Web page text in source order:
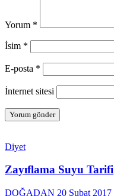
Yorum *
İsim *
E-posta *
İnternet sitesi
Diyet
Zayıflama Suyu Tarifi
DOĞADAN 20 Şubat 2017